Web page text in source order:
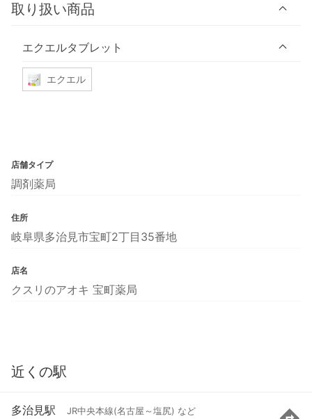
取り扱い商品
エクエルタブレット
エクエル
店舗タイプ
調剤薬局
住所
岐阜県多治見市宝町2丁目35番地
店名
クスリのアオキ 宝町薬局
近くの駅
多治見駅 JR中央本線(名古屋～塩尻) など